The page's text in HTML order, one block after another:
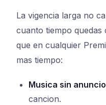
La vigencia larga no
cuanto tiempo quedas
que en cualquier
mas tiempo:
Musica sin
cancion.